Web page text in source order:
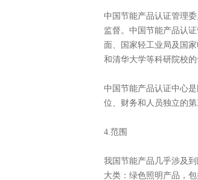
中国节能产品认证管理
监督。中国节能产品认
面、国家轻工业局及国
和清华大学等科研院校
中国节能产品认证中心
位、财务和人员独立的
4.范围
我国节能产品几乎涉及
大类：绿色照明产品，